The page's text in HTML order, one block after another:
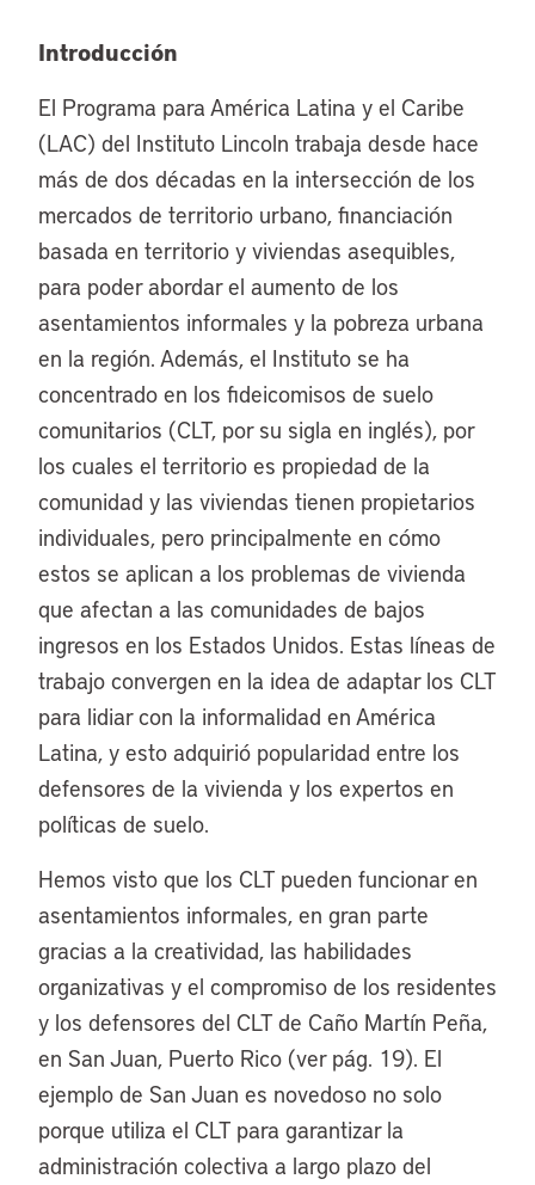
Introducción
El Programa para América Latina y el Caribe
(LAC) del Instituto Lincoln trabaja desde hace
más de dos décadas en la intersección de los
mercados de territorio urbano, financiación
basada en territorio y viviendas asequibles,
para poder abordar el aumento de los
asentamientos informales y la pobreza urbana
en la región. Además, el Instituto se ha
concentrado en los fideicomisos de suelo
comunitarios (CLT, por su sigla en inglés), por
los cuales el territorio es propiedad de la
comunidad y las viviendas tienen propietarios
individuales, pero principalmente en cómo
estos se aplican a los problemas de vivienda
que afectan a las comunidades de bajos
ingresos en los Estados Unidos. Estas líneas de
trabajo convergen en la idea de adaptar los CLT
para lidiar con la informalidad en América
Latina, y esto adquirió popularidad entre los
defensores de la vivienda y los expertos en
políticas de suelo.
Hemos visto que los CLT pueden funcionar en
asentamientos informales, en gran parte
gracias a la creatividad, las habilidades
organizativas y el compromiso de los residentes
y los defensores del CLT de Caño Martín Peña,
en San Juan, Puerto Rico (ver pág. 19). El
ejemplo de San Juan es novedoso no solo
porque utiliza el CLT para garantizar la
administración colectiva a largo plazo del